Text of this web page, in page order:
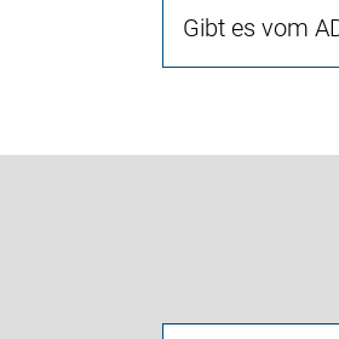
Gibt es vom